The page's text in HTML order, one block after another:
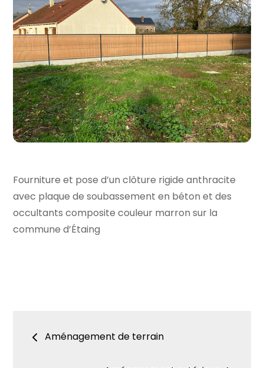
Fourniture et pose d’un clôture rigide anthracite
avec plaque de soubassement en béton et des
occultants composite couleur marron sur la
commune d’Étaing
Navigation
Aménagement de terrain